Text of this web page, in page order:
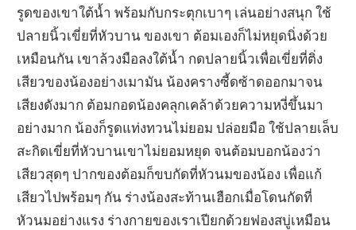
รูดของเขาใต้น้ำ พร้อมกับกระตุกเบาๆ เล่นอย่างสนุก ใช้
ปลายนิ้วเขี่ยที่หัวบาน ของเขา ต้อมเองก็ไม่หยุดนิ่งด้วย
เหมือนกัน เขาล้วงมือลงใต้น้ำ กดปลายนิ้วเพื่อเขี่ยที่ติ่ง
เสียวของน้องอย่างเมามัน น้องครางซี้ดซ้าดออกมาจน
เสียงดังมาก ต้อมกอดน้องคลุกเคล้าด้วยความหงี่ขึ้นมา
อย่างมาก น้องก็รูดแท่งทวนไม่ยอม ปล่อยมือ ใช้ปลายเล็บ
สะกิดเขี่ยที่หัวบานเขาไม่ยอมหยุด จนต้อมบอกน้องว่า
เสียวสุดๆ ปากของต้อมก็ขบกัดที่หัวนมของน้อง เพื่อแก้
เสียวไปพร้อมๆ กัน ร่างน้องสะท้านเฮือกเมื่อโดนกัดที่
หัวนมอย่างแรง ร่างกายของเราเปียกด้วยฟองสบู่เหมือน